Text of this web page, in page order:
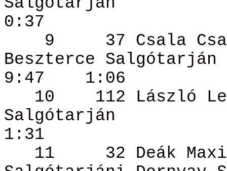
0:37
9
37 Csala
Beszterce Salgótarján
9:47
1:06
10
112 László
Salgótarján
1:31
11
32 Deák